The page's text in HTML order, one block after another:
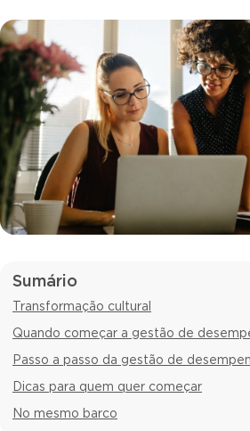
Sumário
Transformação cultural
Quando começar a gestão de
Passo a passo da gestão de
Dicas para quem quer começar
No mesmo barco